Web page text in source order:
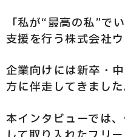
「私が“最高の私”で
支援を行う株式会社
企業向けには新卒・
方に伴走してきまし
本インタビューでは